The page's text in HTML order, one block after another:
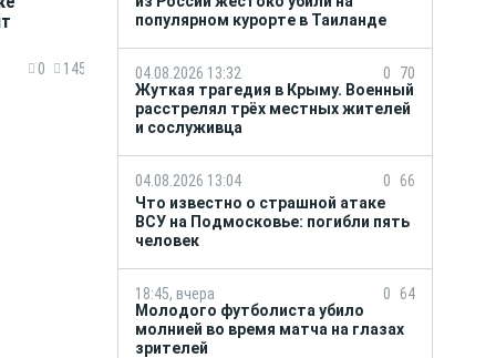
0 145
популярном курорте в Таиланде
04.08.2026 13:32 0
70
Жуткая трагедия в Крыму. Военный
расстрелял трёх местных жителей
и сослуживца
04.08.2026 13:04 0
66
Что известно о страшной атаке
ВСУ на Подмосковье: погибли пять
человек
18:45, вчера 0
64
Молодого футболиста убило
молнией во время матча на глазах
зрителей